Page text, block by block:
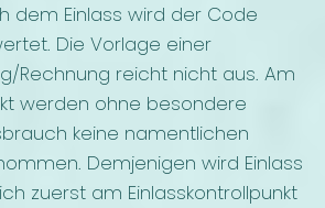
dem Einlass wird der Code
Die Vorlage einer
Rechnung reicht nicht aus. Am
werden ohne besondere
keine namentlichen
Demjenigen wird Einlass
zuerst am Einlasskontrollpunkt